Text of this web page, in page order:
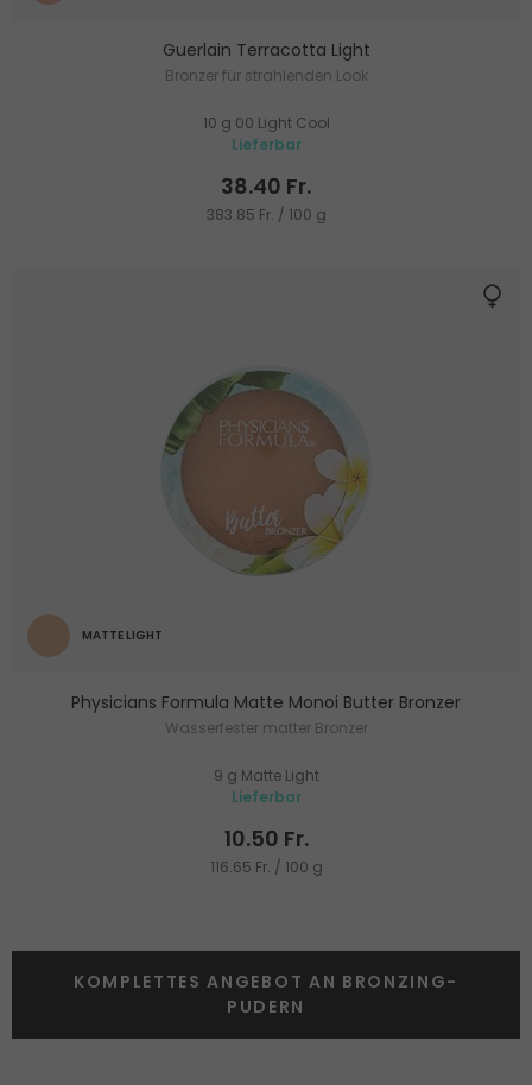
Guerlain Terracotta Light
Bronzer für strahlenden Look
10 g 00 Light Cool
Lieferbar
38.40 Fr.
383.85 Fr. / 100 g
MATTE LIGHT
Physicians Formula Matte Monoi Butter Bronzer
Wasserfester matter Bronzer
9 g Matte Light
Lieferbar
10.50 Fr.
116.65 Fr. / 100 g
KOMPLETTES ANGEBOT AN BRONZING-
PUDERN